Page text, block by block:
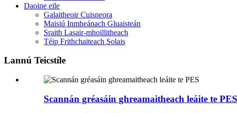
Daoine eile
Galaitheoir Cuisneora
Maisiú Inmheánach Gluaisteán
Sraith Lasair-mhoillitheach
Téip Frithchaiteach Solais
Lannú Teicstíle
Scannán gréasáin ghreamaitheach leáite te PES